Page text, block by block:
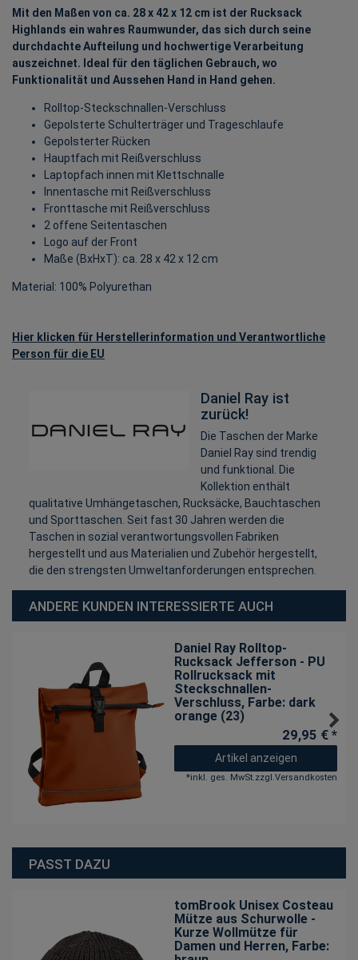
Mit den Maßen von ca. 28 x 42 x 12 cm ist der Rucksack
Highlands ein wahres Raumwunder, das sich durch seine
durchdachte Aufteilung und hochwertige Verarbeitung
auszeichnet. Ideal für den täglichen Gebrauch, wo
Funktionalität und Aussehen Hand in Hand gehen.
Rolltop-Steckschnallen-Verschluss
Gepolsterte Schulterträger und Trageschlaufe
Gepolsterter Rücken
Hauptfach mit Reißverschluss
Laptopfach innen mit Klettschnalle
Innentasche mit Reißverschluss
Fronttasche mit Reißverschluss
2 offene Seitentaschen
Logo auf der Front
Maße (BxHxT): ca. 28 x 42 x 12 cm
Material: 100% Polyurethan
Hier klicken für Herstellerinformation und Verantwortliche
Person für die EU
Daniel Ray ist
zurück!
Die Taschen der Marke
Daniel Ray sind trendig
und funktional. Die
Kollektion enthält
qualitative Umhängetaschen, Rucksäcke, Bauchtaschen
und Sporttaschen. Seit fast 30 Jahren werden die
Taschen in sozial verantwortungsvollen Fabriken
hergestellt und aus Materialien und Zubehör hergestellt,
die den strengsten Umweltanforderungen entsprechen.
ANDERE KUNDEN INTERESSIERTE AUCH
Daniel Ray Rolltop-
Rucksack Jefferson - PU
Rollrucksack mit
Steckschnallen-
Verschluss, Farbe: dark
orange (23)
29,95 € *
Artikel anzeigen
*inkl. ges. MwSt.zzgl.Versandkosten
PASST DAZU
tomBrook Unisex Costeau
Mütze aus Schurwolle -
Kurze Wollmütze für
Damen und Herren, Farbe: